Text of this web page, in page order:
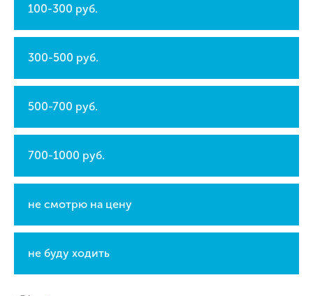
100-300 руб.
300-500 руб.
500-700 руб.
700-1000 руб.
не смотрю на цену
не буду ходить